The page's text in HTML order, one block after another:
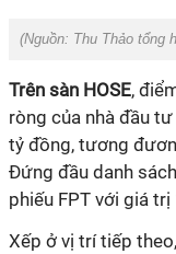
(Nguồn: Thu Thảo tổng
Trên sàn HOSE,
ròng của nhà đầu
tỷ đồng, tương
Đứng đầu danh
phiếu FPT với giá
Xếp ở vị trí tiếp